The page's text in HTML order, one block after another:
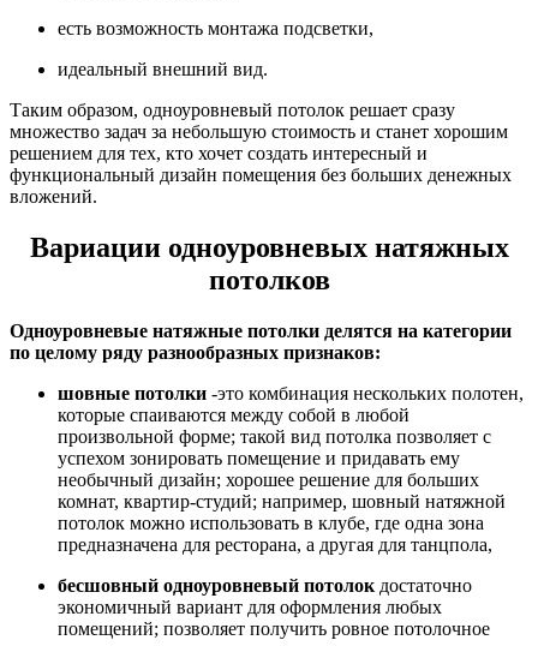
есть возможность монтажа подсветки,
идеальный внешний вид.
Таким образом, одноуровневый потолок решает сразу
множество задач за небольшую стоимость и станет хорошим
решением для тех, кто хочет создать интересный и
функциональный дизайн помещения без больших денежных
вложений.
Вариации одноуровневых натяжных
потолков
Одноуровневые натяжные потолки делятся на категории
по целому ряду разнообразных признаков:
шовные потолки -это комбинация нескольких полотен,
которые спаиваются между собой в любой
произвольной форме; такой вид потолка позволяет с
успехом зонировать помещение и придавать ему
необычный дизайн; хорошее решение для больших
комнат, квартир-студий; например, шовный натяжной
потолок можно использовать в клубе, где одна зона
предназначена для ресторана, а другая для танцпола,
бесшовный одноуровневый потолок достаточно
экономичный вариант для оформления любых
помещений; позволяет получить ровное потолочное